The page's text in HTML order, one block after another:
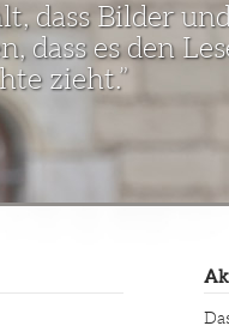
dass Bilder
dass es den
zieht.”